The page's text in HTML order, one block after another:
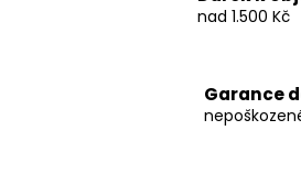
nad 1.500 Kč
Garance